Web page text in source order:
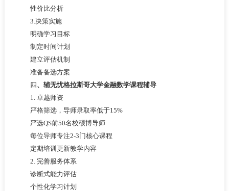
性价比分析
3.决策实施
明确学习目标
制定时间计划
建立评估机制
准备备选方案
四、辅无忧格拉斯哥大学金融数学课程辅导
1. 卓越师资
严格筛选，导师录取率低于15%
严选QS前50名校硕博导师
每位导师专注2-3门核心课程
定期培训更新教学内容
2. 完善服务体系
诊断式能力评估
个性化学习计划